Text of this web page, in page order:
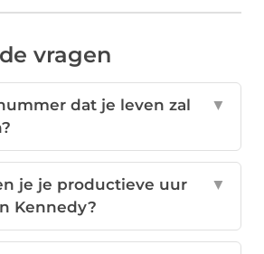
vragen
dat je leven zal
▼
je je productieve uur
Kennedy?
▼